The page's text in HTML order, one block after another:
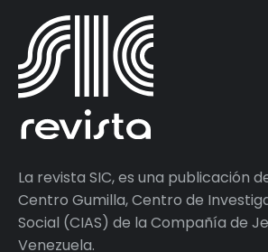
La revista SIC, es una publicación
Centro Gumilla, Centro de
Social (CIAS) de la Compañía de
Venezuela.